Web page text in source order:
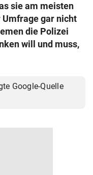
sie am meisten
Umfrage gar nicht
die Polizei
will und muss,
Google-Quelle